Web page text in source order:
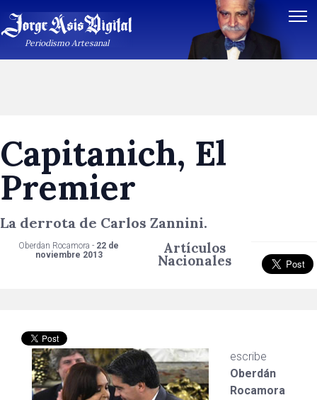
Periodismo Artesanal
Capitanich, El
Premier
La derrota de Carlos Zannini.
Oberdan Rocamora - 22 de
noviembre 2013
Artículos
Nacionales
escribe
Oberdán
Rocamora